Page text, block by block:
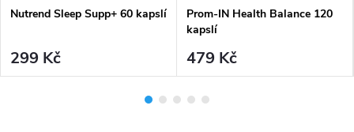
Nutrend Sleep Supp+ 60 kapslí
299 Kč
Prom-IN Health Balance 120
kapslí
479 Kč